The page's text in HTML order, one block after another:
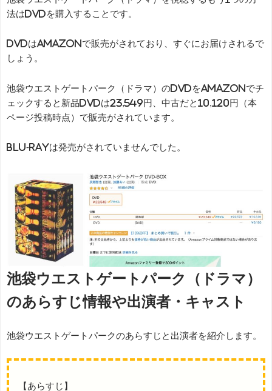
法はDVDを購入することです。
DVDはAmazonで販売がされており、すぐにお届けされるで
しょう。
池袋ウエストゲートパーク（ドラマ）のDVDをAmazonでチ
ェックすると新品DVDは23,549円、中古だと10,120円（本
ページ投稿時点）で販売がされています。
Blu-rayは発売がされていませんでした。
池袋ウエストゲートパーク（ドラマ）
のあらすじ情報や出演者・キャスト
池袋ウエストゲートパークのあらすじと出演者を紹介します。
【あらすじ】